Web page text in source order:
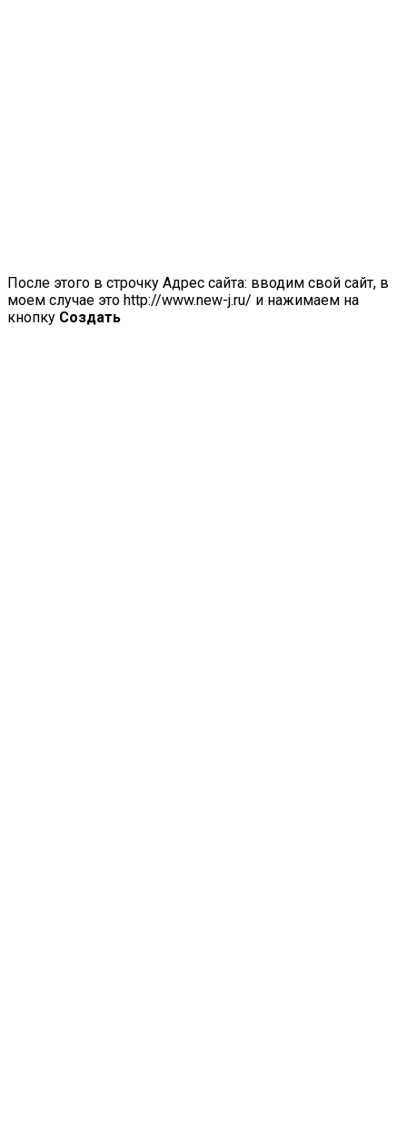
После этого в строчку Адрес сайта: вводим свой сайт, в
моем случае это http://www.new-j.ru/ и нажимаем на
кнопку Создать